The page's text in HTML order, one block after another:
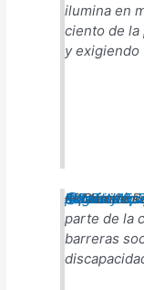
ilumina en
ciento de la
y exigiendo
💜¡México
Estamos
parte de la
#WeThe15
barreras
— Comité
August 20,